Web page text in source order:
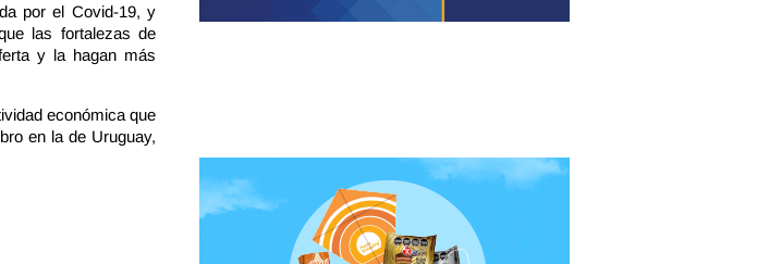
por el Covid-19, y
las fortalezas de
y la hagan más
económica que
en la de Uruguay,